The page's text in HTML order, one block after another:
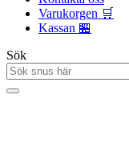
Varukorgen 🛒
Kassan 🏪
Sök